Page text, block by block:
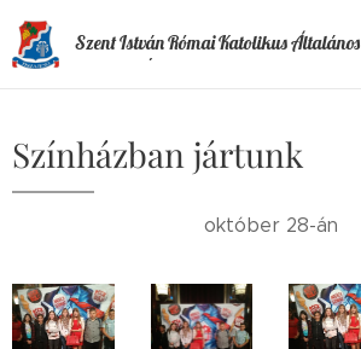
Szent István Római Katolikus Általános
Színházban jártunk
október 28-án